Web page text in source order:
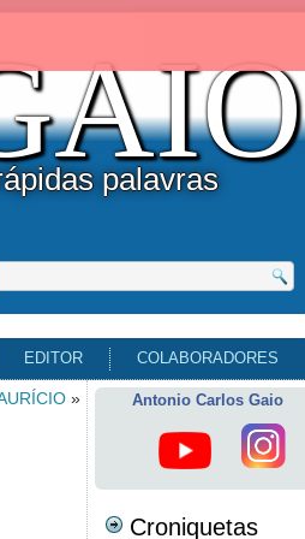
palavras
EDITOR COLABORADORES
» Antonio Carlos Gaio
Croniquetas